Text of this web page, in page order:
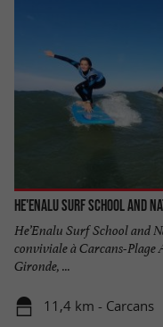
He'enalu Surf School and
He’Enalu Surf School and
conviviale à Carcans-Plage
Gironde, ...
11,4 km - Carcans